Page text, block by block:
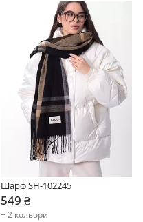
Шарф SH-102245
549 ₴
+ 2 кольори